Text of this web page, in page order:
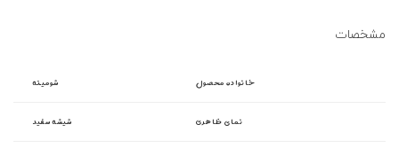
مشخصات
شومینه خانواده محصول
شیشه سفید نمای ظاهری